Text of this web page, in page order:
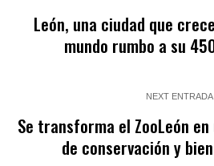
León, una ciudad que
mundo rumbo a su
NEXT ENTRADA
Se transforma el ZooLeón
de conservación y